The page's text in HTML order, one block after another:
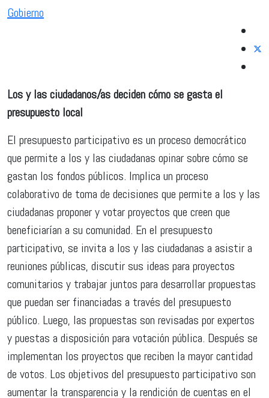
Gobierno
Los y las ciudadanos/as deciden cómo se gasta el
presupuesto local
El presupuesto participativo es un proceso democrático
que permite a los y las ciudadanas opinar sobre cómo se
gastan los fondos públicos. Implica un proceso
colaborativo de toma de decisiones que permite a los y las
ciudadanas proponer y votar proyectos que creen que
beneficiarían a su comunidad. En el presupuesto
participativo, se invita a los y las ciudadanas a asistir a
reuniones públicas, discutir sus ideas para proyectos
comunitarios y trabajar juntos para desarrollar propuestas
que puedan ser financiadas a través del presupuesto
público. Luego, las propuestas son revisadas por expertos
y puestas a disposición para votación pública. Después se
implementan los proyectos que reciben la mayor cantidad
de votos. Los objetivos del presupuesto participativo son
aumentar la transparencia y la rendición de cuentas en el